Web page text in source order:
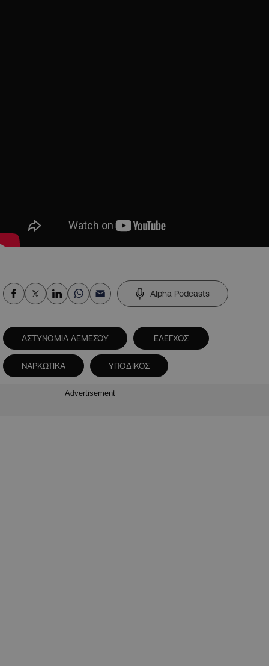
Alpha Podcasts
ΑΣΤΥΝΟΜΙΑ ΛΕΜΕΣΟΥ ΕΛΕΓΧΟΣ
ΝΑΡΚΩΤΙΚΑ ΥΠΟΔΙΚΟΣ
Advertisement